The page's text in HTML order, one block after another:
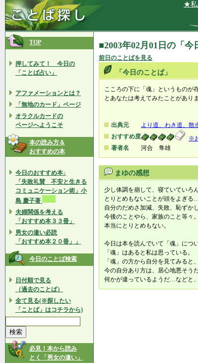
★私は
TOP
押してみて！ 今日の
「ことば占い」
アファメーションとは？
「無地のカード」ページ
オラクルカードの
ページへようこそ
本の読み方＆
おすすめの本
今日のおすすめ本↓
「失敗礼賛 不安と生きる
コミュニケーション術」小
島 慶子著
夫婦関係を考える
「おすすめ本３３冊」
男女の違い必読
「おすすめ本２０冊」」
今日のことば検索
日付順で見る
（過去のことば）
全て見る(※探したい
「ことば」はコチラから)
必見！本から読み
とく「男女の違い」
■2003年02月01日の「今
前日のことばを見る
「今日のことば」
こころの下に「魂」というものが
とあなたは考えてみたことがあり
出典元
より道、わき道、散
おすすめ度
※
著者名
河合 隼雄
まゆの感想
少し体調を崩して、寝ていていろ
とりとめもないことが頭をよぎる
自分のだめさ加減、失敗、恥ずか
今後のことやら、家族のこと等々。
本当にとりとめもない。
今日は本を読んでいて「魂」につ
「魂」はあると私は思っている。
「魂」の方から自分を見てみると、
今の自分あり方は、居心地悪そう
何かが違っているようだ…などと